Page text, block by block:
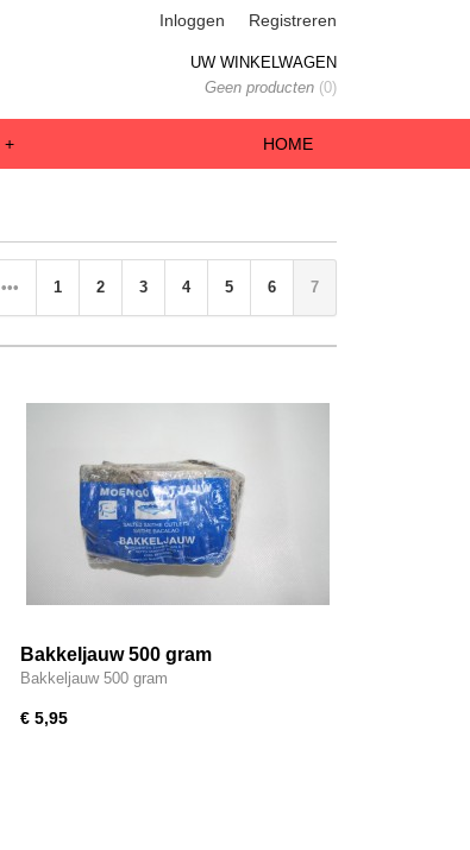
Inloggen Registreren
UW WINKELWAGEN
Geen producten (0)
HOME
+
••• 1 2 3 4 5 6 7
Bakkeljauw 500 gram
Bakkeljauw 500 gram
€ 5,95